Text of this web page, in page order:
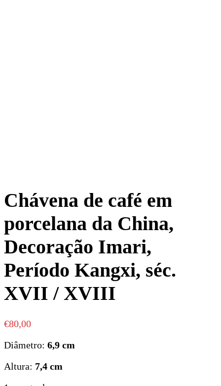
Chávena de café em
porcelana da China,
Decoração Imari,
Período Kangxi, séc.
XVII / XVIII
€80,00
Diâmetro: 6,9 cm
Altura: 7,4 cm